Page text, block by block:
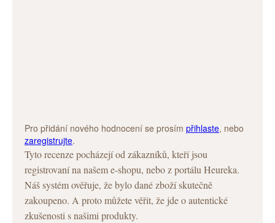
Pro přidání nového hodnocení se prosím přihlaste, nebo
zaregistrujte.
Tyto recenze pocházejí od zákazníků, kteří jsou
registrovaní na našem e-shopu, nebo z portálu Heureka.
Náš systém ověřuje, že bylo dané zboží skutečně
zakoupeno. A proto můžete věřit, že jde o autentické
zkušenosti s našimi produkty.